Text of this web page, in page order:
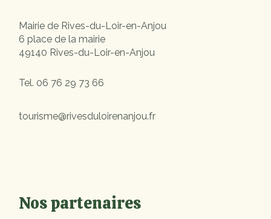
Mairie de Rives-du-Loir-en-Anjou
6 place de la mairie
49140 Rives-du-Loir-en-Anjou
Tel. 06 76 29 73 66
tourisme@rivesduloirenanjou.fr
Nos partenaires